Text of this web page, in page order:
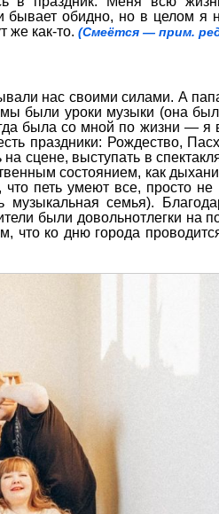
обидно, но в целом я
же как-то. (Смеётся — прим.
нас своими силами. А
были уроки музыки (она
была со мной по жизни — я
праздники: Рождество,
сцене, выступать в
состоянием, как
петь умеют все, просто
семья).
были довольнотлегки на
что ко дню города